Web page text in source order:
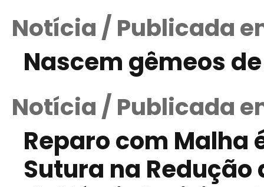
Notícia / Publicada
Nascem gêmeos
Notícia / Publicada
Reparo com Malha
Sutura na